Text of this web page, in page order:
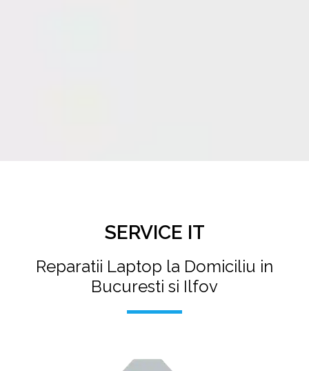
SERVICE IT
Reparatii Laptop la Domiciliu in
Bucuresti si Ilfov